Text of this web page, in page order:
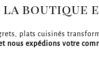
la boutique
plats cuisinés
nous expédions votre